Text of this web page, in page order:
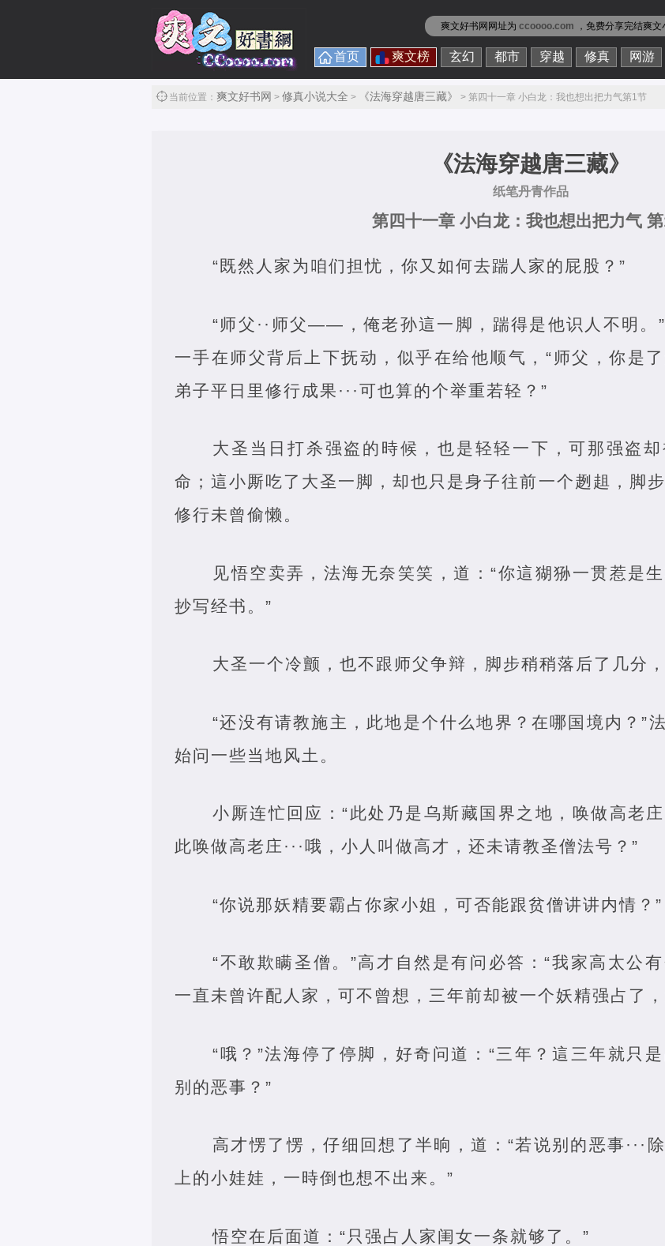
爽文好书网网址为 ccoooo.com ，免费分享完结爽文
首页 爽文榜 玄幻 都市 穿越 修真 网游
当前位置： 爽文好书网 > 修真小说大全 > 《法海穿越唐三藏》 > 第四十一章 小白龙：我也想出把力气第1节
《法海穿越唐三藏》
纸笔丹青作品
第四十一章 小白龙：我也想出把力气
“既然人家为咱们担忧，你又如何去踹人家的屁股？”
“师父··师父——，俺老孙這一脚，踹得是他识人不明。
一手在师父背后上下抚动，似乎在给他顺气，“师父，你是
弟子平日里修行成果···可也算的个举重若轻？”
大圣当日打杀强盗的時候，也是轻轻一下，可那强盗
命；這小厮吃了大圣一脚，却也只是身子往前一个趔趄，脚
修行未曾偷懒。
见悟空卖弄，法海无奈笑笑，道：“你這猢狲一贯惹是
抄写经书。”
大圣一个冷颤，也不跟师父争辩，脚步稍稍落后了几分
“还没有请教施主，此地是个什么地界？在哪国境内？”
始问一些当地风土。
小厮连忙回应：“此处乃是乌斯藏国界之地，唤做高老
此唤做高老庄···哦，小人叫做高才，还未请教圣僧法号？”
“你说那妖精要霸占你家小姐，可否能跟贫僧讲讲内情？”
“不敢欺瞒圣僧。”高才自然是有问必答：“我家高太公
一直未曾许配人家，可不曾想，三年前却被一个妖精强占了，
“哦？”法海停了停脚，好奇问道：“三年？這三年就只
别的恶事？”
高才愣了愣，仔细回想了半晌，道：“若说别的恶事···
上的小娃娃，一時倒也想不出来。”
悟空在后面道：“只强占人家闺女一条就够了。”